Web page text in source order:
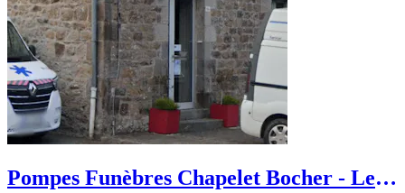
Pompes Funèbres Chapelet Bocher - Le